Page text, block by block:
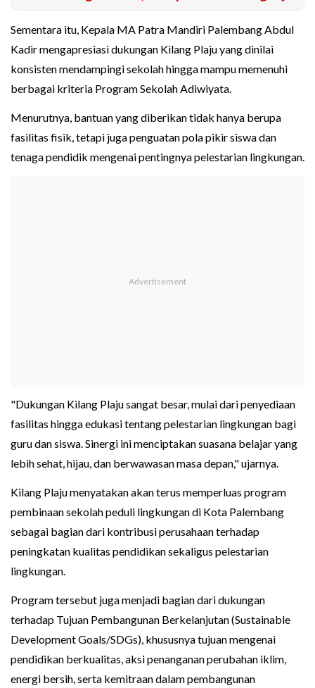
Sementara itu, Kepala MA Patra Mandiri Palembang Abdul
Kadir mengapresiasi dukungan Kilang Plaju yang dinilai
konsisten mendampingi sekolah hingga mampu memenuhi
berbagai kriteria Program Sekolah Adiwiyata.
Menurutnya, bantuan yang diberikan tidak hanya berupa
fasilitas fisik, tetapi juga penguatan pola pikir siswa dan
tenaga pendidik mengenai pentingnya pelestarian lingkungan.
"Dukungan Kilang Plaju sangat besar, mulai dari penyediaan
fasilitas hingga edukasi tentang pelestarian lingkungan bagi
guru dan siswa. Sinergi ini menciptakan suasana belajar yang
lebih sehat, hijau, dan berwawasan masa depan," ujarnya.
Kilang Plaju menyatakan akan terus memperluas program
pembinaan sekolah peduli lingkungan di Kota Palembang
sebagai bagian dari kontribusi perusahaan terhadap
peningkatan kualitas pendidikan sekaligus pelestarian
lingkungan.
Program tersebut juga menjadi bagian dari dukungan
terhadap Tujuan Pembangunan Berkelanjutan (Sustainable
Development Goals/SDGs), khususnya tujuan mengenai
pendidikan berkualitas, aksi penanganan perubahan iklim,
energi bersih, serta kemitraan dalam pembangunan